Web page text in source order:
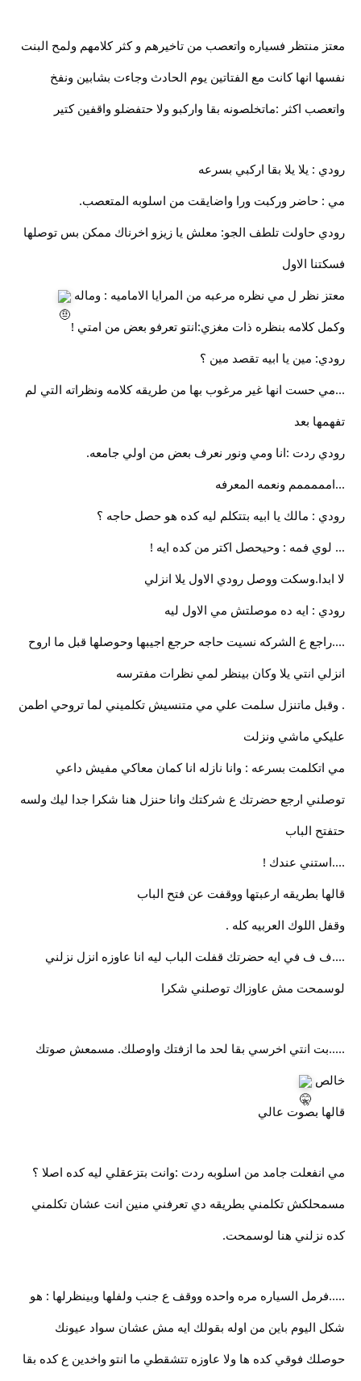
معتز منتظر فسياره واتعصب من تاخيرهم و كثر كلامهم ولمح البنت
نفسها انها كانت مع الفتاتين يوم الحادث وجاءت بشابين ونفخ
واتعصب اكثر :ماتخلصونه بقا واركبو ولا حتفضلو واقفين كتير
رودي : يلا يلا بقا اركبي بسرعه
مي : حاضر وركبت ورا واضايقت من اسلوبه المتعصب.
رودي حاولت تلطف الجو: معلش يا زيزو اخرناك ممكن بس توصلها
فسكتنا الاول
معتز نظر ل مي نظره مرعبه من المرايا الاماميه : وماله
وكمل كلامه بنظره ذات مغزي:انتو تعرفو بعض من امتي !
رودي: مين يا ابيه تقصد مين ؟
...مي حست انها غير مرغوب بها من طريقه كلامه ونظراته التي لم
تفهمها بعد
رودي ردت :انا ومي ونور نعرف بعض من اولي جامعه.
...امممممم ونعمه المعرفه
رودي : مالك يا ابيه بتتكلم ليه كده هو حصل حاجه ؟
... لوي فمه : وحيحصل اكتر من كده ايه !
لا ابدا.وسكت ووصل رودي الاول يلا انزلي
رودي : ايه ده موصلتش مي الاول ليه
....راجع ع الشركه نسيت حاجه حرجع اجيبها وحوصلها قبل ما اروح
انزلي انتي يلا وكان بينظر لمي نظرات مفترسه
. وقبل ماتنزل سلمت علي مي متنسيش تكلميني لما تروحي اطمن
عليكي ماشي ونزلت
مي اتكلمت بسرعه : وانا نازله انا كمان معاكي مفيش داعي
توصلني ارجع حضرتك ع شركتك وانا حنزل هنا شكرا جدا ليك ولسه
حتفتح الباب
....استني عندك !
قالها بطريقه ارعبتها ووقفت عن فتح الباب
وقفل اللوك العربيه كله .
....ف ف في ايه حضرتك قفلت الباب ليه انا عاوزه انزل نزلني
لوسمحت مش عاوزاك توصلني شكرا
.....بت انتي اخرسي بقا لحد ما ازفتك واوصلك. مسمعش صوتك
خالص
قالها بصوت عالي
مي انفعلت جامد من اسلوبه ردت :وانت بتزعقلي ليه كده اصلا ؟
مسمحلكش تكلمني بطريقه دي تعرفني منين انت عشان تكلمني
كده نزلني هنا لوسمحت.
.....فرمل السياره مره واحده ووقف ع جنب ولفلها وبينظرلها : هو
شكل اليوم باين من اوله بقولك ايه مش عشان سواد عيونك
حوصلك فوقي كده ها ولا عاوزه تتشقطي ما انتو واخدين ع كده بقا